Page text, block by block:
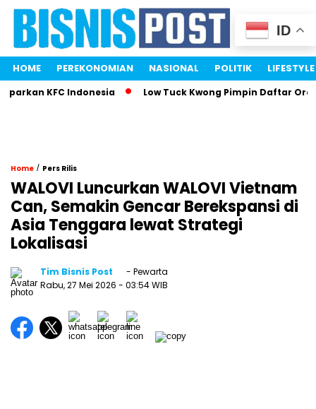
HOME PEREKONOMIAN NASIONAL POLITIK LIFESTYLE
KFC Indonesia Low Tuck Kwong Pimpin Daftar Orang
Home / Pers Rilis
WALOVI Luncurkan WALOVI Vietnam
Can, Semakin Gencar Berekspansi di
Asia Tenggara lewat Strategi
Lokalisasi
Tim Bisnis Post
- Pewarta
Rabu, 27 Mei 2026 - 03:54 WIB
ID